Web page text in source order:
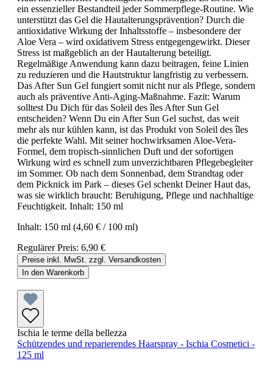
ein essenzieller Bestandteil jeder Sommerpflege-Routine. Wie
unterstützt das Gel die Hautalterungsprävention? Durch die
antioxidative Wirkung der Inhaltsstoffe – insbesondere der
Aloe Vera – wird oxidativem Stress entgegengewirkt. Dieser
Stress ist maßgeblich an der Hautalterung beteiligt.
Regelmäßige Anwendung kann dazu beitragen, feine Linien
zu reduzieren und die Hautstruktur langfristig zu verbessern.
Das After Sun Gel fungiert somit nicht nur als Pflege, sondern
auch als präventive Anti-Aging-Maßnahme. Fazit: Warum
solltest Du Dich für das Soleil des îles After Sun Gel
entscheiden? Wenn Du ein After Sun Gel suchst, das weit
mehr als nur kühlen kann, ist das Produkt von Soleil des îles
die perfekte Wahl. Mit seiner hochwirksamen Aloe-Vera-
Formel, dem tropisch-sinnlichen Duft und der sofortigen
Wirkung wird es schnell zum unverzichtbaren Pflegebegleiter
im Sommer. Ob nach dem Sonnenbad, dem Strandtag oder
dem Picknick im Park – dieses Gel schenkt Deiner Haut das,
was sie wirklich braucht: Beruhigung, Pflege und nachhaltige
Feuchtigkeit. Inhalt: 150 ml
Inhalt: 150 ml (4,60 € / 100 ml)
Regulärer Preis: 6,90 €
Preise inkl. MwSt. zzgl. Versandkosten
In den Warenkorb
Ischia le terme della bellezza
Schützendes und reparierendes Haarspray - Ischia Cosmetici -
125 ml